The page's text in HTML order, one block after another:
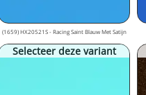
(1659) HX20521S - Racing Saint Blauw Met Satijn
Selecteer deze variant